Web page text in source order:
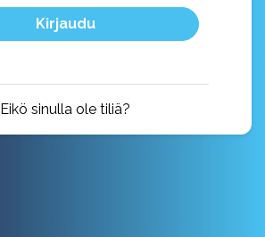
Kirjaudu
Eikö sinulla ole tiliä?